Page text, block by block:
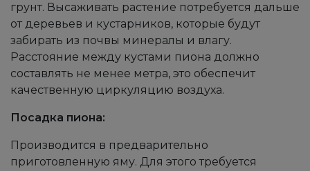
грунт. Высаживать растение потребуется дальше
от деревьев и кустарников, которые будут
забирать из почвы минералы и влагу.
Расстояние между кустами пиона должно
составлять не менее метра, это обеспечит
качественную циркуляцию воздуха.
Посадка пиона:
Производится в предварительно
приготовленную яму. Для этого требуется